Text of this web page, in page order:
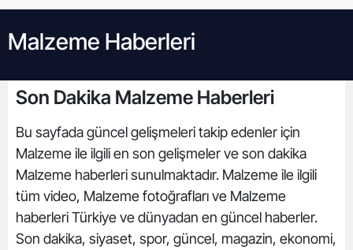
Malzeme Haberleri
Son Dakika Malzeme Haberleri
Bu sayfada güncel gelişmeleri takip edenler için
Malzeme ile ilgili en son gelişmeler ve son dakika
Malzeme haberleri sunulmaktadır. Malzeme ile ilgili
tüm video, Malzeme fotoğrafları ve Malzeme
haberleri Türkiye ve dünyadan en güncel haberler.
Son dakika, siyaset, spor, güncel, magazin, ekonomi,